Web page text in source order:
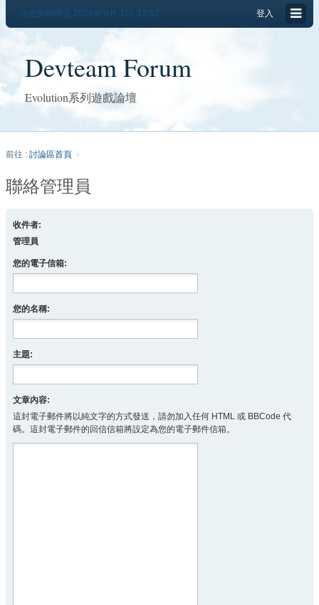
登入
現在的時間是 2026年 8月 7日, 12:57
Devteam Forum
Evolution系列遊戲論壇
前往 : 討論區首頁
聯絡管理員
收件者:
管理員
您的電子信箱:
您的名稱:
主題:
文章內容:
這封電子郵件將以純文字的方式發送，請勿加入任何 HTML 或 BBCode 代
碼。這封電子郵件的回信信箱將設定為您的電子郵件信箱。